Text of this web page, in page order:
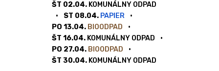
ŠT 02.04. KOMUNÁLNY ODPAD
ST 08.04. PAPIER
PO 13.04. BIOODPAD
ŠT 16.04. KOMUNÁLNY ODPAD
PO 27.04. BIOODPAD
ŠT 30.04. KOMUNÁLNY ODPAD